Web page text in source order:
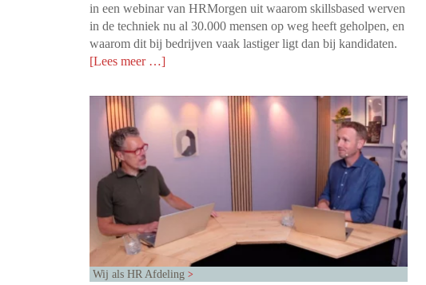
in een webinar van HRMorgen uit waarom skillsbased werven
in de techniek nu al 30.000 mensen op weg heeft geholpen, en
waarom dit bij bedrijven vaak lastiger ligt dan bij kandidaten.
[Lees meer …]
Wij als HR Afdeling